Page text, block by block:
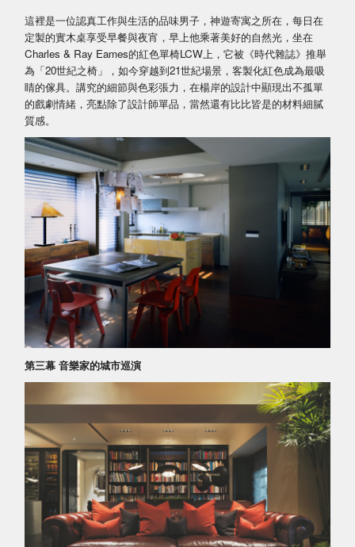
這裡是一位認真工作與生活的品味男子，神遊寄寓之所在，每日在
定製的實木桌享受早餐與夜宵，早上他乘著美好的自然光，坐在
Charles & Ray Eames的紅色單椅LCW上，它被《時代雜誌》推舉
為「20世紀之椅」，如今穿越到21世紀場景，客製化紅色成為最吸
睛的傢具。講究的細節與色彩張力，在楊岸的設計中顯現出不孤單
的戲劇情緒，亮點除了設計師單品，當然還有比比皆是的材料細膩
質感。
第三幕 音樂家的城市巡演